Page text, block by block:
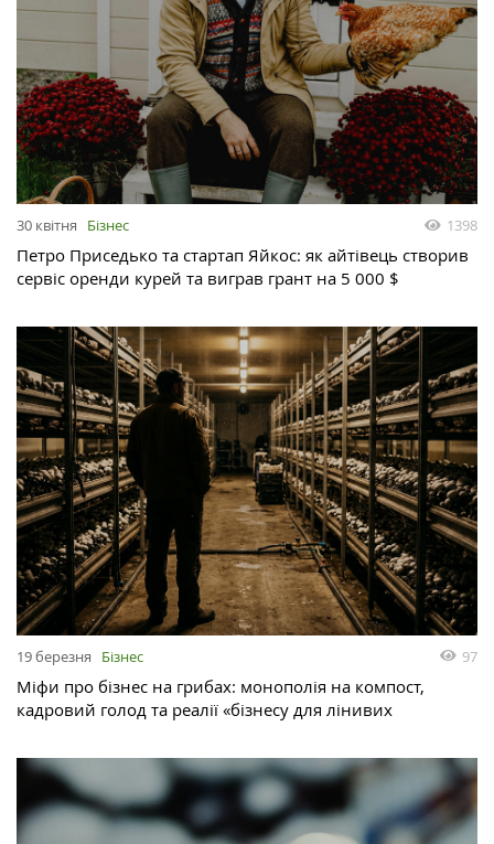
30 квітня Бізнес 1398
Петро Приседько та стартап Яйкос: як айтівець створив
сервіс оренди курей та виграв грант на 5 000 $
19 березня Бізнес 97
Міфи про бізнес на грибах: монополія на компост,
кадровий голод та реалії «бізнесу для лінивих